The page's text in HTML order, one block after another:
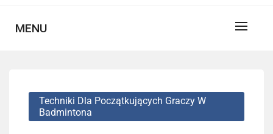
MENU
Techniki Dla Początkujących Graczy W
Badmintona